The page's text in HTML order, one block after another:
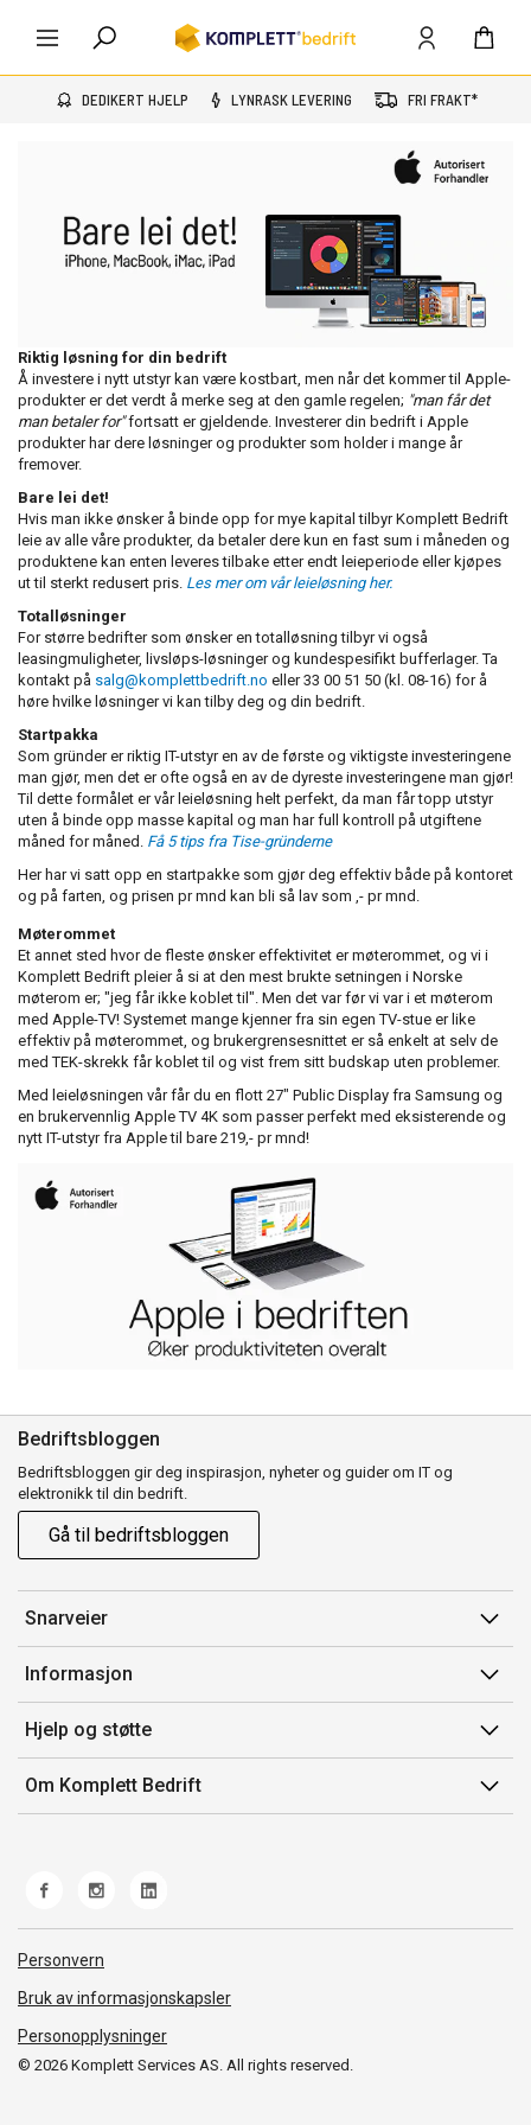
DEDIKERT HJELP LYNRASK LEVERING FRI FRAKT*
Riktig løsning for din bedrift
Å investere i nytt utstyr kan være kostbart, men når det kommer til Apple-
produkter er det verdt å merke seg at den gamle regelen; "man får det
man betaler for"fortsatt er gjeldende. Investerer din bedrift i Apple
produkter har dere løsninger og produkter som holder i mange år
fremover.
Bare lei det!
Hvis man ikke ønsker å binde opp for mye kapital tilbyr Komplett Bedrift
leie av alle våre produkter, da betaler dere kun en fast sum i måneden og
produktene kan enten leveres tilbake etter endt leieperiode eller kjøpes
ut til sterkt redusert pris. Les mer om vår leieløsning her.
Totalløsninger
For større bedrifter som ønsker en totalløsning tilbyr vi også
leasingmuligheter, livsløps-løsninger og kundespesifikt bufferlager. Ta
kontakt på salg@komplettbedrift.no eller 33 00 51 50 (kl. 08-16) for å
høre hvilke løsninger vi kan tilby deg og din bedrift.
Startpakka
Som gründer er riktig IT-utstyr en av de første og viktigste investeringene
man gjør, men det er ofte også en av de dyreste investeringene man gjør!
Til dette formålet er vår leieløsning helt perfekt, da man får topp utstyr
uten å binde opp masse kapital og man har full kontroll på utgiftene
måned for måned. Få 5 tips fra Tise-gründerne
Her har vi satt opp en startpakke som gjør deg effektiv både på kontoret
og på farten, og prisen pr mnd kan bli så lav som ,- pr mnd.
Møterommet
Et annet sted hvor de fleste ønsker effektivitet er møterommet, og vi i
Komplett Bedrift pleier å si at den mest brukte setningen i Norske
møterom er; "jeg får ikke koblet til". Men det var før vi var i et møterom
med Apple-TV! Systemet mange kjenner fra sin egen TV-stue er like
effektiv på møterommet, og brukergrensesnittet er så enkelt at selv de
med TEK-skrekk får koblet til og vist frem sitt budskap uten problemer.
Med leieløsningen vår får du en flott 27" Public Display fra Samsung og
en brukervennlig Apple TV 4K som passer perfekt med eksisterende og
nytt IT-utstyr fra Apple til bare 219,- pr mnd!
Bedriftsbloggen
Bedriftsbloggen gir deg inspirasjon, nyheter og guider om IT og
elektronikk til din bedrift.
Gå til bedriftsbloggen
Snarveier
Min side
Ordreoversikt
Mine produkter
Informasjon
Salgsbetingelser
Avtalevilkår for Komplett Bedrift Pluss
Produsenter
Hjelp og støtte
Kontakt oss
Retur
Ofte stilte spørsmål
Om Komplett Bedrift
© 2026 Komplett Services AS. All rights reserved.
Personvern
Bruk av informasjonskapsler
Personopplysninger